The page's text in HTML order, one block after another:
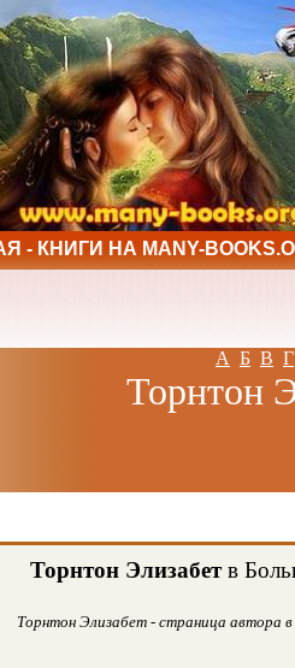
- КНИГИ НА MANY-
А Б В Г
Торнтон
Торнтон Элизабет в
Торнтон Элизабет - страница автора в